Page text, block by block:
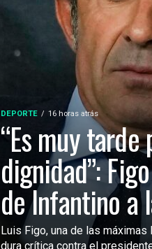
DEPORTE 16 horas atrás
“Es muy
dignidad”:
de Infantino a
Luis Figo, una de las
dura crítica contra el